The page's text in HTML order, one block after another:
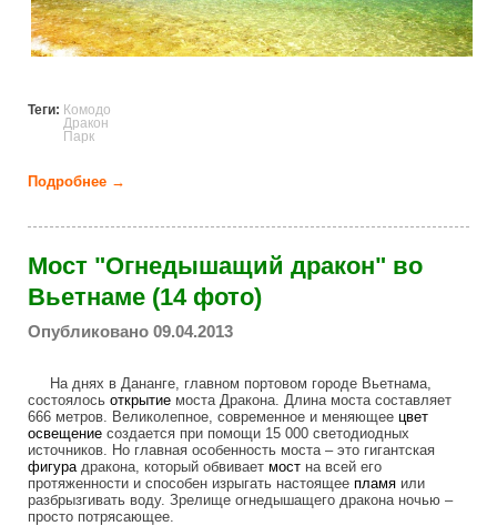
Теги: Комодо
Дракон
Парк
Подробнее →
Мост "Огнедышащий дракон" во
Вьетнаме (14 фото)
Опубликовано 09.04.2013
На днях в Дананге, главном портовом городе Вьетнама,
состоялось открытие моста Дракона. Длина моста составляет
666 метров. Великолепное, современное и меняющее цвет
освещение создается при помощи 15 000 светодиодных
источников. Но главная особенность моста – это гигантская
фигура дракона, который обвивает мост на всей его
протяженности и способен изрыгать настоящее пламя или
разбрызгивать воду. Зрелище огнедышащего дракона ночью –
просто потрясающее.